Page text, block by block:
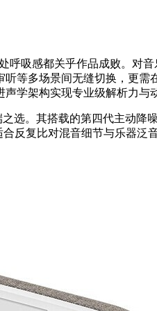
呼吸感都关乎作品成败。对
等多场景间无缝切换，更
学架构实现专业级解析力与
之选。其搭载的第四代主动
反复比对混音细节与乐器